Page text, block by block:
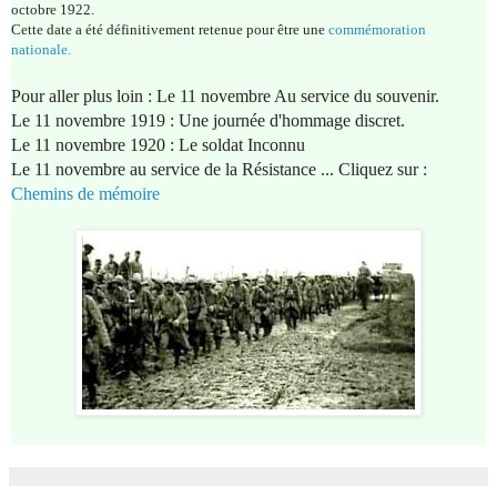
octobre 1922.
Cette date a été définitivement retenue pour être une commémoration
nationale.
Pour aller plus loin : Le 11 novembre Au service du souvenir.
Le 11 novembre 1919 : Une journée d'hommage discret.
Le 11 novembre 1920 : Le soldat Inconnu
Le 11 novembre au service de la Résistance ... Cliquez sur :
Chemins de mémoire